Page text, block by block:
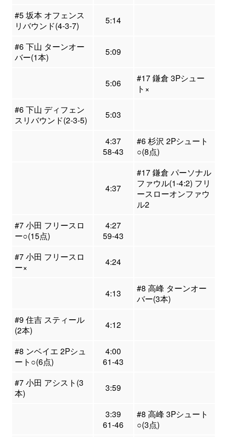
#5 坂本 オフェンス
リバウンド(4-3-7)
5:14
#6 下山 ターンオー
バー(1本)
5:09
5:06
#17 鎌倉 3Pシュー
ト×
#6 下山 ディフェン
スリバウンド(2-3-5)
5:03
4:37
58-43
#6 杉沢 2Pシュート
○(8点)
4:37
#17 鎌倉 パーソナル
ファウル(1-4:2) フリ
ースローオンファウ
ル2
#7 小田 フリースロ
ー○(15点)
4:27
59-43
#7 小田 フリースロ
ー×
4:24
4:13
#8 高峰 ターンオー
バー(3本)
#9 住吉 スティール
(2本)
4:12
#8 ンベイエ 2Pシュ
ート○(6点)
4:00
61-43
#7 小田 アシスト(3
本)
3:59
3:39
61-46
#8 高峰 3Pシュート
○(3点)